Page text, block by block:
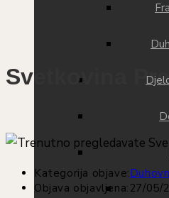
Svetkovina
Kategorija objave:
Objava objavljena: 27/05/